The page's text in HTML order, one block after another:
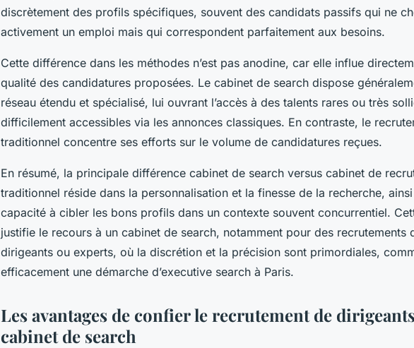
discrètement des profils spécifiques, souvent des candidats passifs qui ne
activement un emploi mais qui correspondent parfaitement aux besoins.
Cette différence dans les méthodes n’est pas anodine, car elle influe
qualité des candidatures proposées. Le cabinet de search dispose
réseau étendu et spécialisé, lui ouvrant l’accès à des talents rares ou très
difficilement accessibles via les annonces classiques. En contraste, le
traditionnel concentre ses efforts sur le volume de candidatures reçues.
En résumé, la principale différence cabinet de search versus cabinet de
traditionnel réside dans la personnalisation et la finesse de la recherche,
capacité à cibler les bons profils dans un contexte souvent concurrentiel.
justifie le recours à un cabinet de search, notamment pour des recrutements
dirigeants ou experts, où la discrétion et la précision sont primordiales,
efficacement une démarche d’executive search à Paris.
Les avantages de confier le recrutement de
cabinet de search